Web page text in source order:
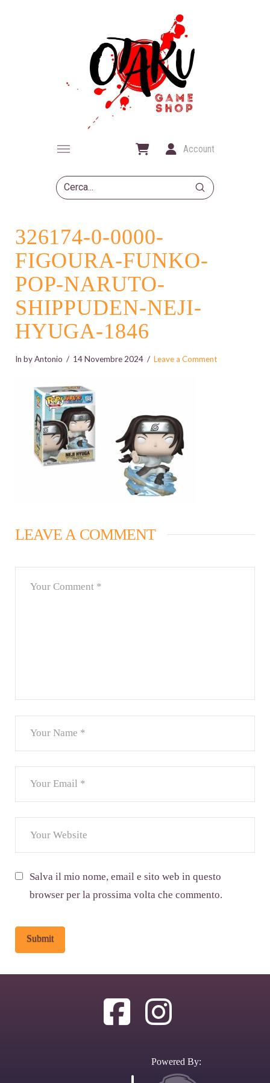
Account
Search
Submit
326174-0-0000-
FIGOURA-FUNKO-
POP-NARUTO-
SHIPPUDEN-NEJI-
HYUGA-1846
In by Antonio 14 Novembre 2024 Leave a Comment
LEAVE A COMMENT
Salva il mio nome, email e sito web in questo
browser per la prossima volta che commento.
Powered By: